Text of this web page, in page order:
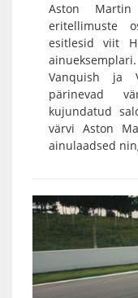
Aston
eritellimuste
esitlesid viit
Vanquish ja
pärinevad
kujundatud
värvi Aston
ainulaadsed